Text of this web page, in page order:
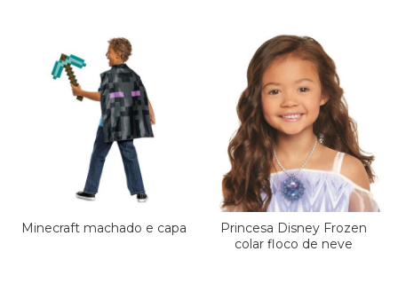
Minecraft machado e capa
Princesa Disney Frozen
colar floco de neve